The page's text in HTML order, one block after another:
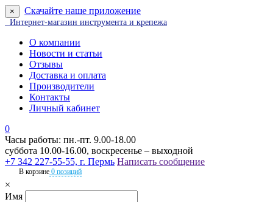
× Скачайте наше приложение
Интернет-магазин инструмента и крепежа
О компании
Новости и статьи
Отзывы
Доставка и оплата
Производители
Контакты
Личный кабинет
0
Часы работы: пн.-пт. 9.00-18.00
суббота 10.00-16.00, воскресенье – выходной
+7 342 227-55-55, г. Пермь Написать сообщение
В корзине 0 позиций
×
Имя